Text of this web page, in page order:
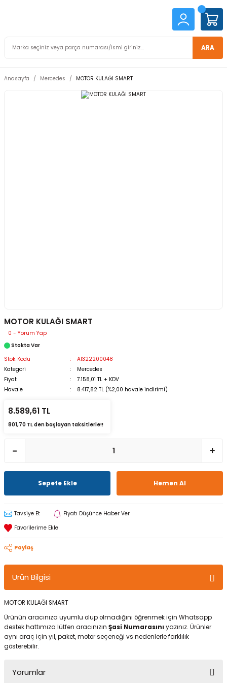
ARA
Anasayfa Mercedes MOTOR KULAĞI SMART
MOTOR KULAĞI SMART
0 - Yorum Yap
Stokta Var
Stok Kodu
A1322200048
Kategori
Mercedes
Fiyat
7.158,01 TL + KDV
Havale
8.417,82 TL (%2,00 havale indirimi)
8.589,61 TL
801,70 TL den başlayan taksitlerle!!
Sepete Ekle Hemen Al
Tavsiye Et Fiyatı Düşünce Haber Ver
Paylaş
Ürün Bilgisi
MOTOR KULAĞI SMART
Ürünün aracınıza uyumlu olup olmadığını öğrenmek için Whatsapp
destek hattımıza lütfen aracınızın Şasi Numarasını yazınız. Ürünler
aynı araç için yıl, paket, motor seçeneği vs nedenlerle farklılık
gösterebilir.
Yorumlar